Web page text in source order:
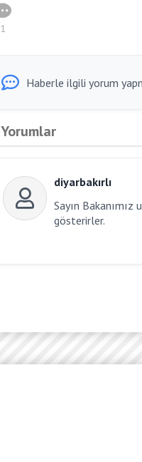
1
Haberle ilgili yorum
Yorumlar
diyarbakırlı
Sayın
gösterirler.